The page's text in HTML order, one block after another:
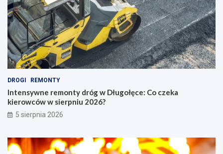
DROGI REMONTY
Intensywne remonty dróg w Długołęce: Co czeka
kierowców w sierpniu 2026?
5 sierpnia 2026